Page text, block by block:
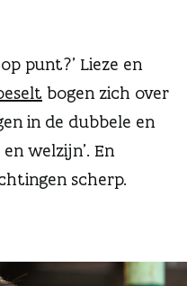
punt?’ Lieze en
bogen zich over
in de dubbele en
welzijn’. En
scherp.